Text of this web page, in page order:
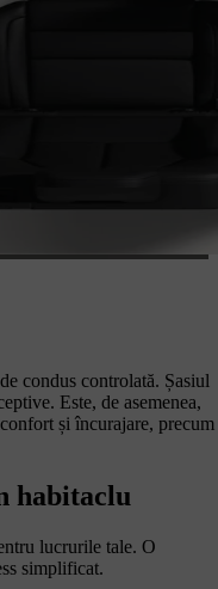
condus controlată. Șasiul
Este, de asemenea,
și încurajare, precum
habitaclu
lucrurile tale. O
simplificat.